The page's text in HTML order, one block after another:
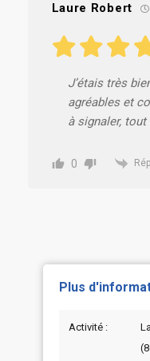
Laure Robert
J’étais très
agréables et
à signaler, tout
0
Plus
Activité :